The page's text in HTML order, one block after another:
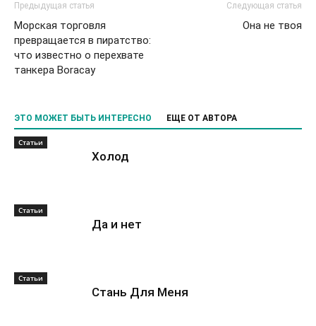
Предыдущая статья
Морская торговля
превращается в пиратство:
что известно о перехвате
танкера Boracay
Следующая статья
Она не твоя
ЭТО МОЖЕТ БЫТЬ ИНТЕРЕСНО ЕЩЕ ОТ АВТОРА
Статьи
Холод
Статьи
Да и нет
Статьи
Стань Для Меня